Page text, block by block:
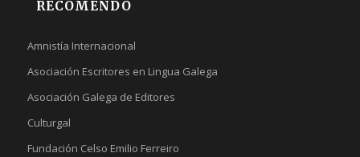
RECOMENDO
Amnistía Internacional
Asociación Escritores en Lingua Galega
Asociación Galega de Editores
Culturgal
Fundación Celso Emilio Ferreiro